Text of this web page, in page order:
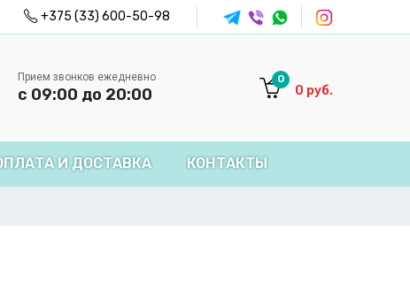
+375 (33) 600-50-98
Прием звонков ежедневно
с 09:00 до 20:00
0
0 руб.
И ДОСТАВКА КОНТАКТЫ